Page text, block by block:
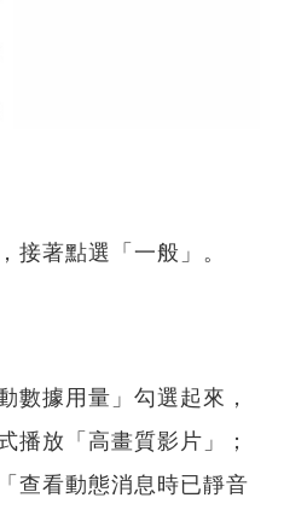
著點選「一般」。
據用量」勾選起來，
播放「高畫質影片」；
查看動態消息時已靜音